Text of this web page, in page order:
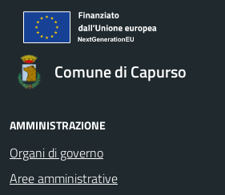
Comune di Capurso
AMMINISTRAZIONE
Organi di governo
Aree amministrative